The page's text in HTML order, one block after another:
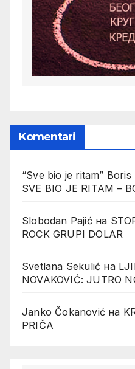
Komentari
“Sve bio je ritam”
SVE BIO JE RITAM –
Slobodan Pajićна
ROCK GRUPI DOLAR
Svetlana Sekulić на
NOVAKOVIĆ: JUTRO
Janko Čokanović на
PRIČA